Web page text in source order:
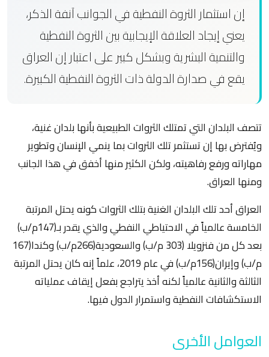
إن استثمار الثروة النفطية في الجوانب آنفة الذكر،
يعني إيجاد العلاقة الإيجابية بين الثروة النفطية
والتنمية البشرية وبشكل كبير على اعتبار إن العراق
يقع في صدارة الدولة ذات الثروة النفطية الكبيرة.
تتصف البلدان التي تمتلك الثروات الطبيعية بأنها بلدان غنية،
ويُفترض بها إن تستثمر تلك الثروات بما ينمي الإنسان وتطوير
مهاراته ورفع رفاهيته، ولكن الكثير منها أخفق في هذا الجانب
ومنها العراق.
العراق أحد تلك البلدان الغنية بتلك الثروات كونه يحتل المرتبة
الخامسة عالمياً في الاحتياطي النفطي والذي يقدر بـ(147م/ب)
بعد كل من فنزويلا (303 م/ب) والسعودية(266م/ب) وكندا(167
م/ب) وإيران(156م/ب) في عام 2019، علماً إنه كان يحتل المرتبة
الثالثة والثانية عالمياً لكنه أخذ يتراجع بفعل إيقاف عملياته
الاستكشافات النفطية واستمرار الدول فيها.
العوامل الأخرى